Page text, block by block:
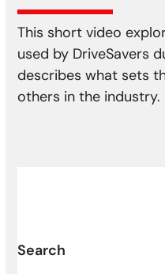
This short video
used by DriveSavers
describes what sets
others in the industry.
Search